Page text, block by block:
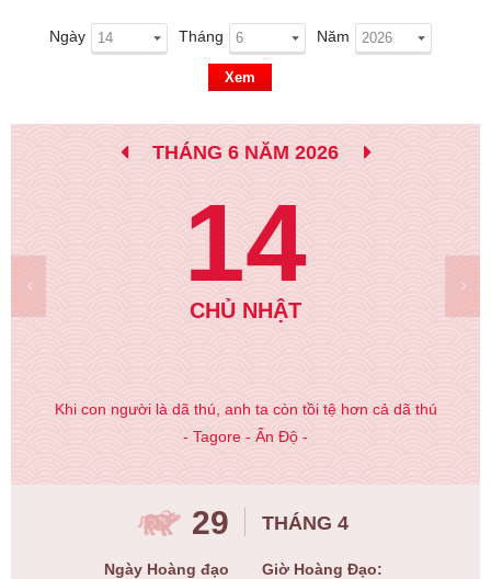
Ngày Tháng Năm
Xem
THÁNG 6 NĂM 2026
14
CHỦ NHẬT
Khi con người là dã thú, anh ta còn tồi tệ hơn cả dã thú
- Tagore - Ấn Độ -
29
Ngày Hoàng đạo
THÁNG 4
Giờ Hoàng Đạo: